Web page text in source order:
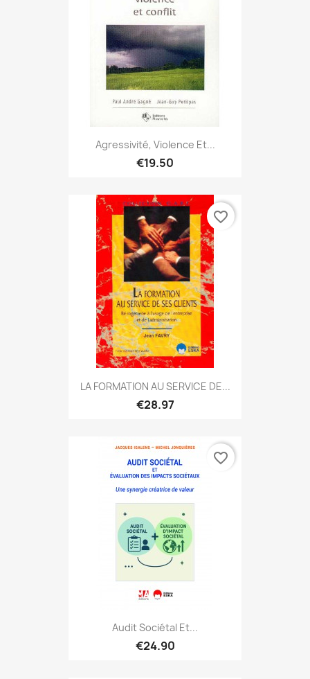
Agressivité, Violence Et...
€19.50
LA FORMATION AU SERVICE DE...
€28.97
favorite_border
Audit Sociétal Et...
€24.90
favorite_border